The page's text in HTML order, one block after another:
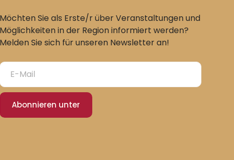
Möchten Sie als Erste/r über Veranstaltungen und
Möglichkeiten in der Region informiert werden?
Melden Sie sich für unseren Newsletter an!
Abonnieren unter